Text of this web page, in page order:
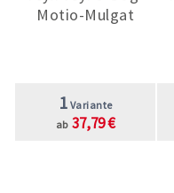
Motio-Mulgat
1 Variante
ab 37,79 €